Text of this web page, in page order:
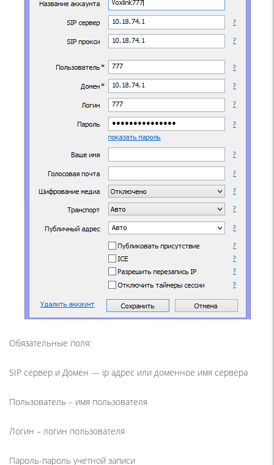
Обязательные поля:
SIP сервер и Домен — ip адрес или доменное имя сервера
Пользователь – имя пользователя
Логин – логин пользователя
Пароль-пароль учетной записи